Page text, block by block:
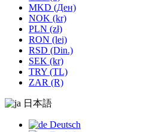
MKD (Ден)
NOK (kr)
PLN (zł)
RON (lei)
RSD (Din.)
SEK (kr)
TRY (TL)
ZAR (R)
日本語
Deutsch